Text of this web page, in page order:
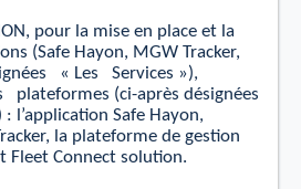
pour la mise en place et la
(Safe Hayon, MGW Tracker,
« Les
Services »),
plateformes (ci-après désignées
l’application Safe Hayon,
la plateforme de gestion
Fleet Connect solution.